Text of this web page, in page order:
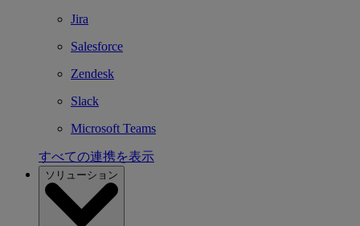
Jira
Salesforce
Zendesk
Slack
Microsoft Teams
すべての連携を表示
ソリューション